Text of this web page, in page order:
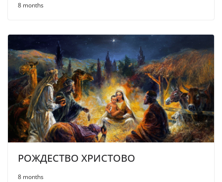
8 months
РОЖДЕСТВО ХРИСТОВО
8 months